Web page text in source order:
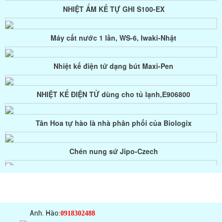
Túi lấy mẫu vi sinh bề mặt, gồm: Găng tay, miếng lấy mẫu và
túi đựng mẫu
Túi lấy mẫu vi sinh bề mặt, có cây lấy mẫu
Syring lọc PTFE, Filter-Bio
Màng lọc Nylon, Filter-Bio
Bình định mức, Iwaki-Japan
Chai vial nắp vặn miệng 9mm La-Pha-Pack
Syring lọc tiệt trùng CHM
Anh. Hào:0918302488